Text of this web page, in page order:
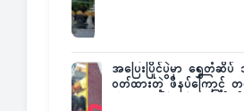
အပြေးပြိုင်ပွဲမှာ ရွှေတံဆိ
ဝတ်ထားတဲ့ ဖိနပ်ကြောင့် တ